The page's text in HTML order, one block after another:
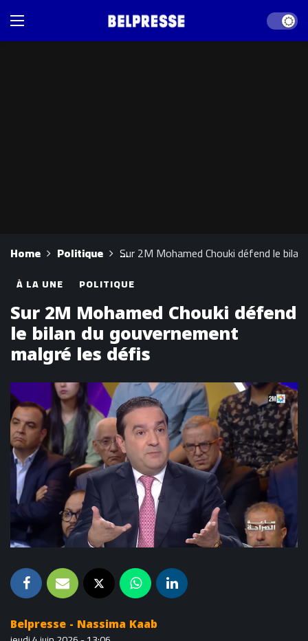
Dark
Home Politique Sur 2M Mohamed Chouki défend le
À LA UNE POLITIQUE
Sur 2M Mohamed Chouki défend
le bilan du gouvernement
malgré les défis
Belpresse - Nassima Kaab